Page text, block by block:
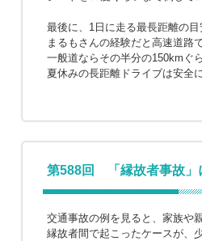
最後に、1日に走る最長距離の目
まるもさんの経験だと高速道路
一般道ならその半分の150kmぐ
夏休みの長距離ドライブは安全
第588回 「縁故者事故」
交通事故の例を見ると、家族や
縁故者間で起こったケースが、